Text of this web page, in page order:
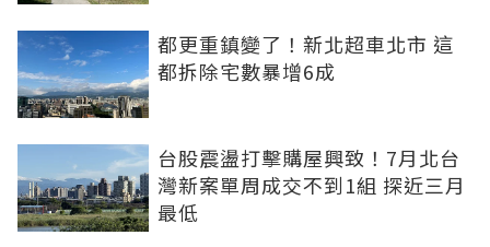
都更重鎮變了！新北超車北市 這
都拆除宅數暴增6成
台股震盪打擊購屋興致！7月北台
灣新案單周成交不到1組 探近三月
最低